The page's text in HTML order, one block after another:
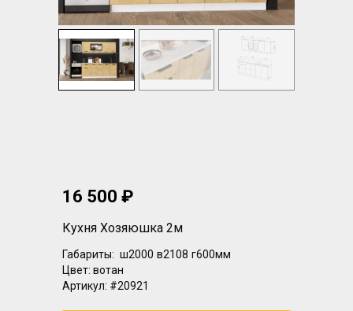
16 500 ₽
Кухня Хозяюшка 2м
Габариты: ш2000 в2108 г600мм
Цвет: вотан
Артикул: #20921